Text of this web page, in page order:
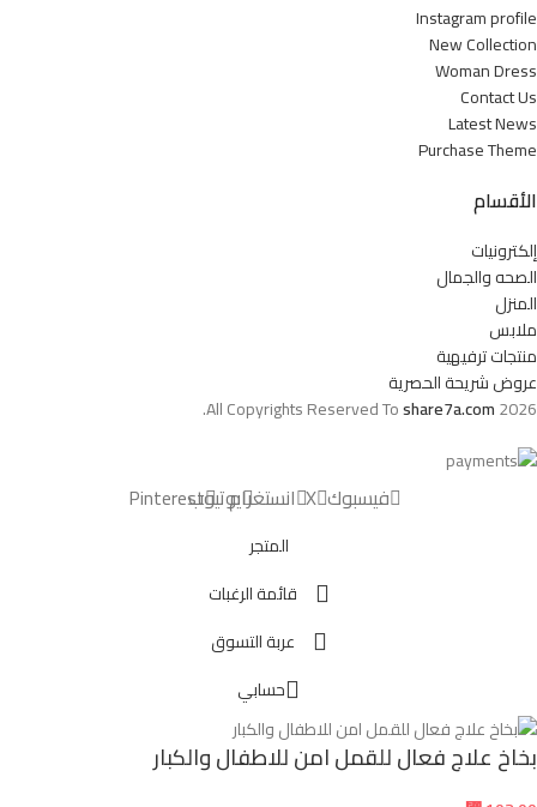
Instagram profile
New Collection
Woman Dress
Contact Us
Latest News
Purchase Theme
الأقسام
إلكترونيات
الصحه والجمال
المنزل
ملابس
منتجات ترفيهية
عروض شريحة الحصرية
All Copyrights Reserved Toshare7a.com2026.
فيسبوك X انستغراميوتيوبPinterest
المتجر
قائمة الرغبات
عربة التسوق
حسابي
بخاخ علاج فعال للقمل امن للاطفال والكبار